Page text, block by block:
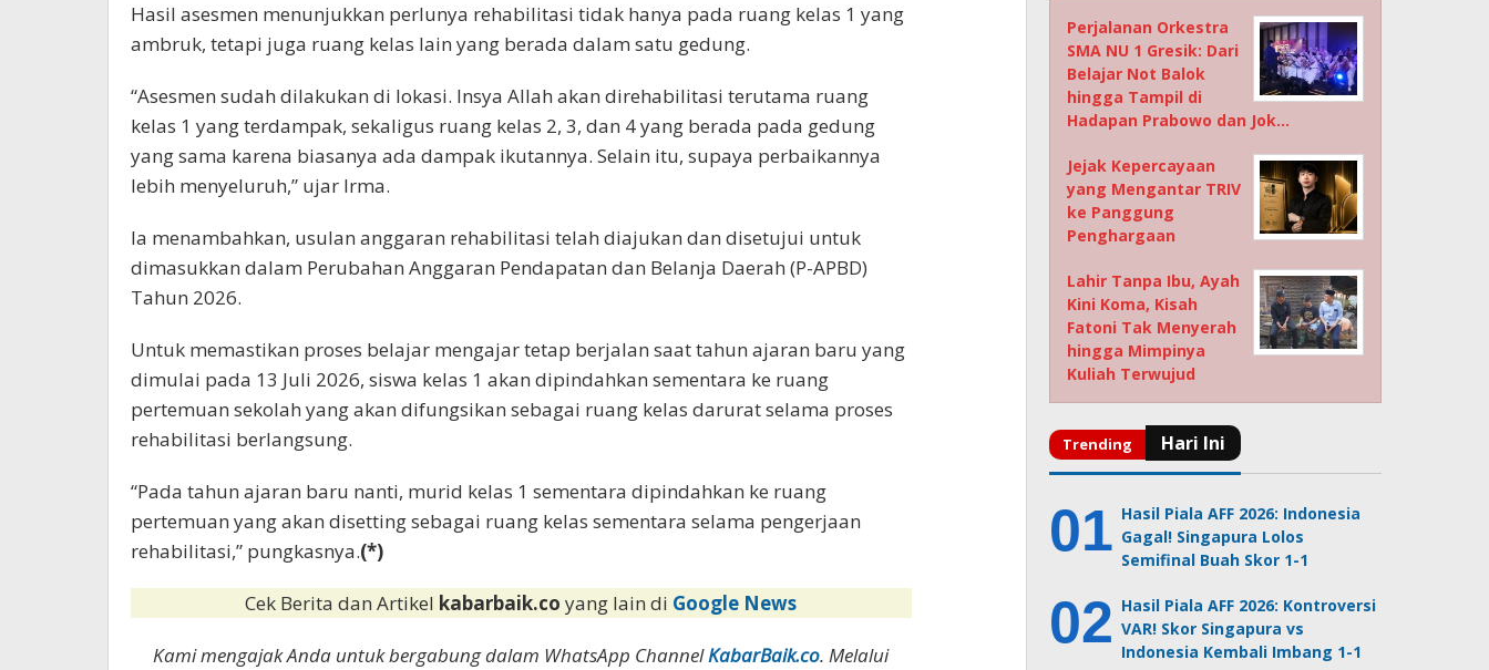
Hasil asesmen menunjukkan perlunya rehabilitasi tidak hanya pada ruang kelas 1 yang
ambruk, tetapi juga ruang kelas lain yang berada dalam satu gedung.
“Asesmen sudah dilakukan di lokasi. Insya Allah akan direhabilitasi terutama ruang
kelas 1 yang terdampak, sekaligus ruang kelas 2, 3, dan 4 yang berada pada gedung
yang sama karena biasanya ada dampak ikutannya. Selain itu, supaya perbaikannya
lebih menyeluruh,” ujar Irma.
Ia menambahkan, usulan anggaran rehabilitasi telah diajukan dan disetujui untuk
dimasukkan dalam Perubahan Anggaran Pendapatan dan Belanja Daerah (P-APBD)
Tahun 2026.
Untuk memastikan proses belajar mengajar tetap berjalan saat tahun ajaran baru yang
dimulai pada 13 Juli 2026, siswa kelas 1 akan dipindahkan sementara ke ruang
pertemuan sekolah yang akan difungsikan sebagai ruang kelas darurat selama proses
rehabilitasi berlangsung.
“Pada tahun ajaran baru nanti, murid kelas 1 sementara dipindahkan ke ruang
pertemuan yang akan disetting sebagai ruang kelas sementara selama pengerjaan
rehabilitasi,” pungkasnya.(*)
Cek Berita dan Artikel kabarbaik.coyang lain di Google News
Kami mengajak Anda untuk bergabung dalam WhatsApp ChannelKabarBaik.co. Melalui
Perjalanan Orkestra
SMA NU 1 Gresik: Dari
Belajar Not Balok
hingga Tampil di
Hadapan Prabowo dan Jok…
Jejak Kepercayaan
yang Mengantar TRIV
ke Panggung
Penghargaan
Lahir Tanpa Ibu, Ayah
Kini Koma, Kisah
Fatoni Tak Menyerah
hingga Mimpinya
Kuliah Terwujud
Hasil Piala AFF 2026: Indonesia
Gagal! Singapura Lolos
Semifinal Buah Skor 1-1
Hasil Piala AFF 2026: Kontroversi
VAR! Skor Singapura vs
Indonesia Kembali Imbang 1-1